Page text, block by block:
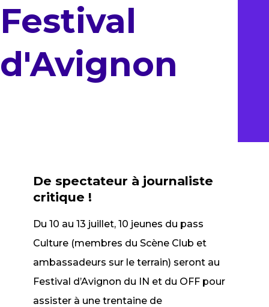
Festival
d'Avignon
De spectateur à journaliste
critique !
Du 10 au 13 juillet, 10 jeunes du pass
Culture (membres du Scène Club et
ambassadeurs sur le terrain) seront au
Festival d’Avignon du IN et du OFF pour
assister à une trentaine de